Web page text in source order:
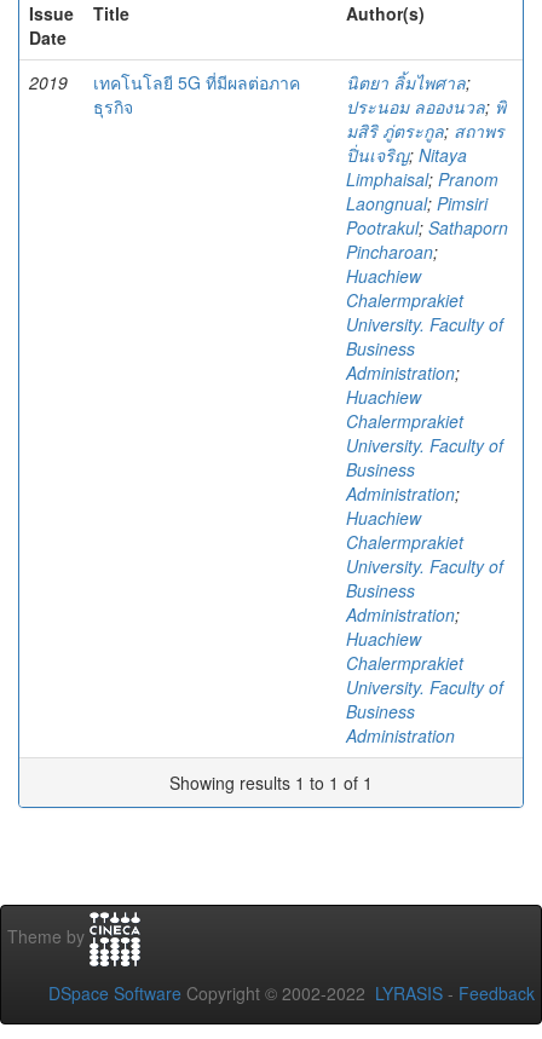
Issue
Date
Title Author(s)
2019
เทคโนโลยี 5G ที่มีผลต่อภาค
ธุรกิจ
นิตยา ลิ้มไพศาล;
ประนอม ลอองนวล; พิ
มสิริ ภู่ตระกูล; สถาพร
ปิ่นเจริญ; Nitaya
Limphaisal; Pranom
Laongnual; Pimsiri
Pootrakul; Sathaporn
Pincharoan;
Huachiew
Chalermprakiet
University. Faculty of
Business
Administration;
Huachiew
Chalermprakiet
University. Faculty of
Business
Administration;
Huachiew
Chalermprakiet
University. Faculty of
Business
Administration;
Huachiew
Chalermprakiet
University. Faculty of
Business
Administration
Showing results 1 to 1 of 1
Theme by
DSpace Software Copyright © 2002-2022 LYRASIS - Feedback